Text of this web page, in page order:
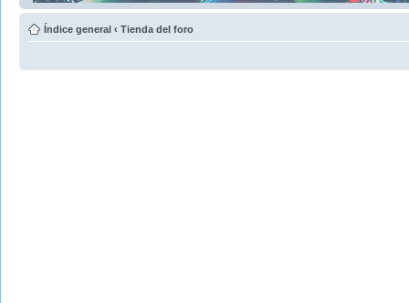
Índice general ‹ Tienda del foro